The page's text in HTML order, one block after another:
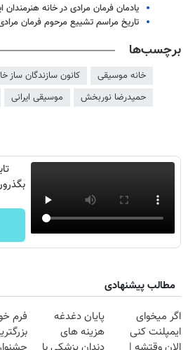
یادمان فرمان مرادی در خانه هنرمندان
تاریخ مراسم تشییع مرحوم فرمان
برچسب‌ها
خانه موسیقی کانون سازندگان ساز
حمیدرضا نوربخش
موسیقی ایرانی
مطالب پیشنهادی
اگر میخوای
ایمپلنت کنی
پایان دغدغه
هزینه های
فرم